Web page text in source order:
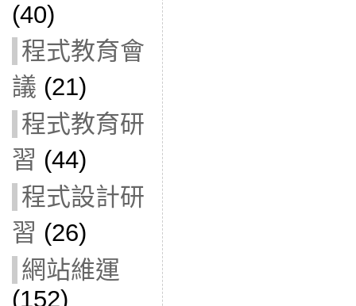
(40)
程式教育會
議 (21)
程式教育研
習 (44)
程式設計研
習 (26)
網站維運
(152)